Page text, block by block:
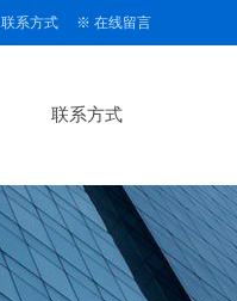
联系方式 ※ 在线留言
联系方式